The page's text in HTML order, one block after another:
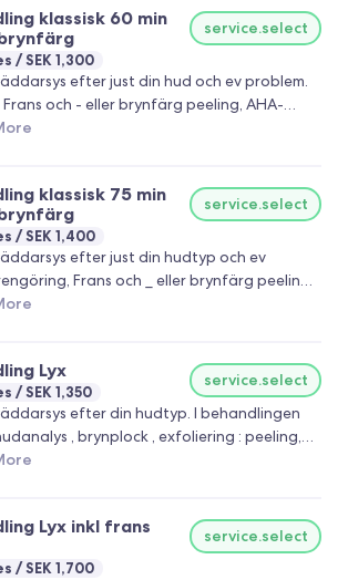
klassisk 60 min
SEK 1,300
service.select
efter just din hud och ev problem.
och - eller brynfärg peeling, AHA-
, specialmask , , ansikts - nack och
klassisk 75 min
SEK 1,400
service.select
efter just din hudtyp och ev
Frans och _ eller brynfärg peeling,
portömning , ansikts- nack och dekolltage
Lyx
SEK 1,350
service.select
I behandlingen
, brynplock , exfoliering : peeling,
ansikts- nack och dekolltage och
samt en avslutning med en
Lyx inkl frans
SEK 1,700
service.select